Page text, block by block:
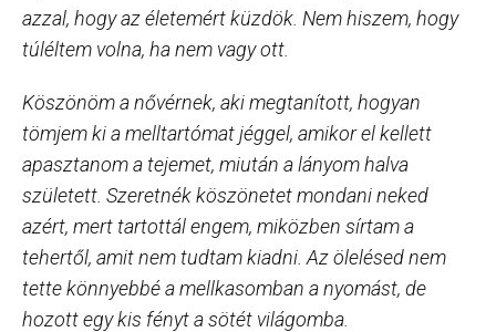
azzal, hogy az életemért küzdök. Nem hiszem, hogy
túléltem volna, ha nem vagy ott.
Köszönöm a nővérnek, aki megtanított, hogyan
tömjem ki a melltartómat jéggel, amikor el kellett
apasztanom a tejemet, miután a lányom halva
született. Szeretnék köszönetet mondani neked
azért, mert tartottál engem, miközben sírtam a
tehertől, amit nem tudtam kiadni. Az ölelésed nem
tette könnyebbé a mellkasomban a nyomást, de
hozott egy kis fényt a sötét világomba.